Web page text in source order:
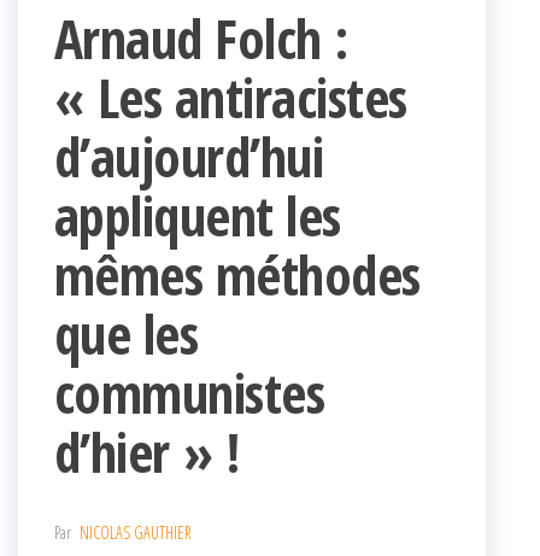
Arnaud Folch :
« Les antiracistes
d’aujourd’hui
appliquent les
mêmes méthodes
que les
communistes
d’hier » !
Par NICOLAS GAUTHIER